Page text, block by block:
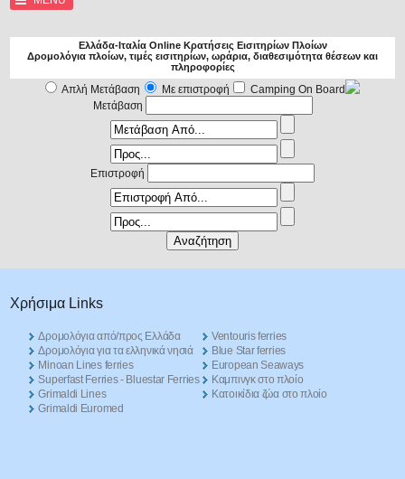
Ελλάδα-Ιταλία Online Κρατήσεις Εισιτηρίων Πλοίων
Δρομολόγια πλοίων, τιμές εισιτηρίων, ωράρια, διαθεσιμότητα θέσεων και
πληροφορίες
Απλή Μετάβαση Με επιστροφή
Camping On Board
Μετάβαση
Επιστροφή
Χρήσιμα Links
Δρομολόγια από/προς Ελλάδα
Δρομολόγια για τα ελληνικά νησιά
Minoan Lines ferries
Superfast Ferries - Bluestar Ferries
Grimaldi Lines
Grimaldi Euromed
Ventouris ferries
Blue Star ferries
European Seaways
Καμπινγκ στο πλοίο
Kατοικίδια ζώα στο πλοίο